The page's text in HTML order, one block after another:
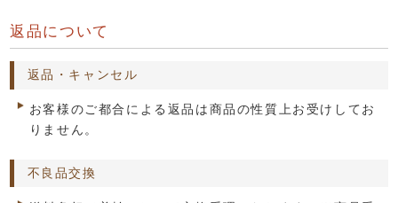
返品について
返品・キャンセル
お客様のご都合による返品は商品の性質上お受けしてお
りません。
不良品交換